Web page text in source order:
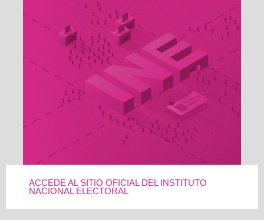
ACCEDE AL SITIO OFICIAL DEL INSTITUTO
NACIONAL ELECTORAL